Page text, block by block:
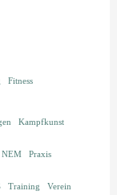
Fitness
Kampfkunst
NEM Praxis
Training Verein